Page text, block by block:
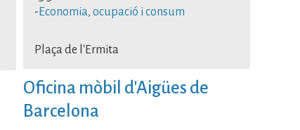
- Economia, ocupació i consum
Plaça de l'Ermita
Oficina mòbil d'Aigües de
Barcelona